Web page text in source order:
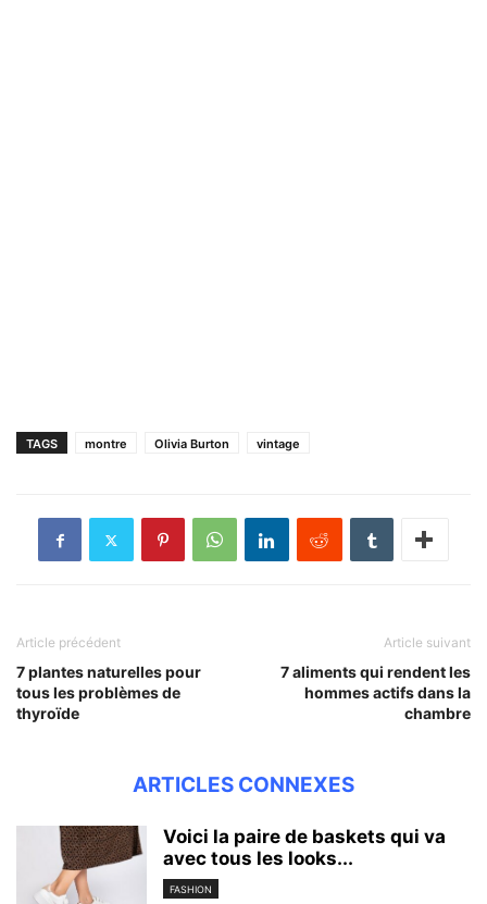
TAGS montre Olivia Burton vintage
Article précédent
7 plantes naturelles pour
tous les problèmes de
thyroïde
Article suivant
7 aliments qui rendent les
hommes actifs dans la
chambre
ARTICLES CONNEXES
Voici la paire de baskets qui va
avec tous les looks...
FASHION